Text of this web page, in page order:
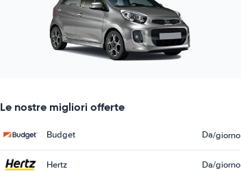
Le nostre migliori offerte
Budget Da/giorno
Hertz Da/giorno